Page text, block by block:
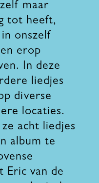
maar
tot heeft,
onszelf
erop
In deze
liedjes
diverse
locaties.
acht liedjes
album te
Eric van de